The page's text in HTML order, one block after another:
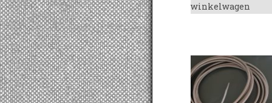
winkelwagen